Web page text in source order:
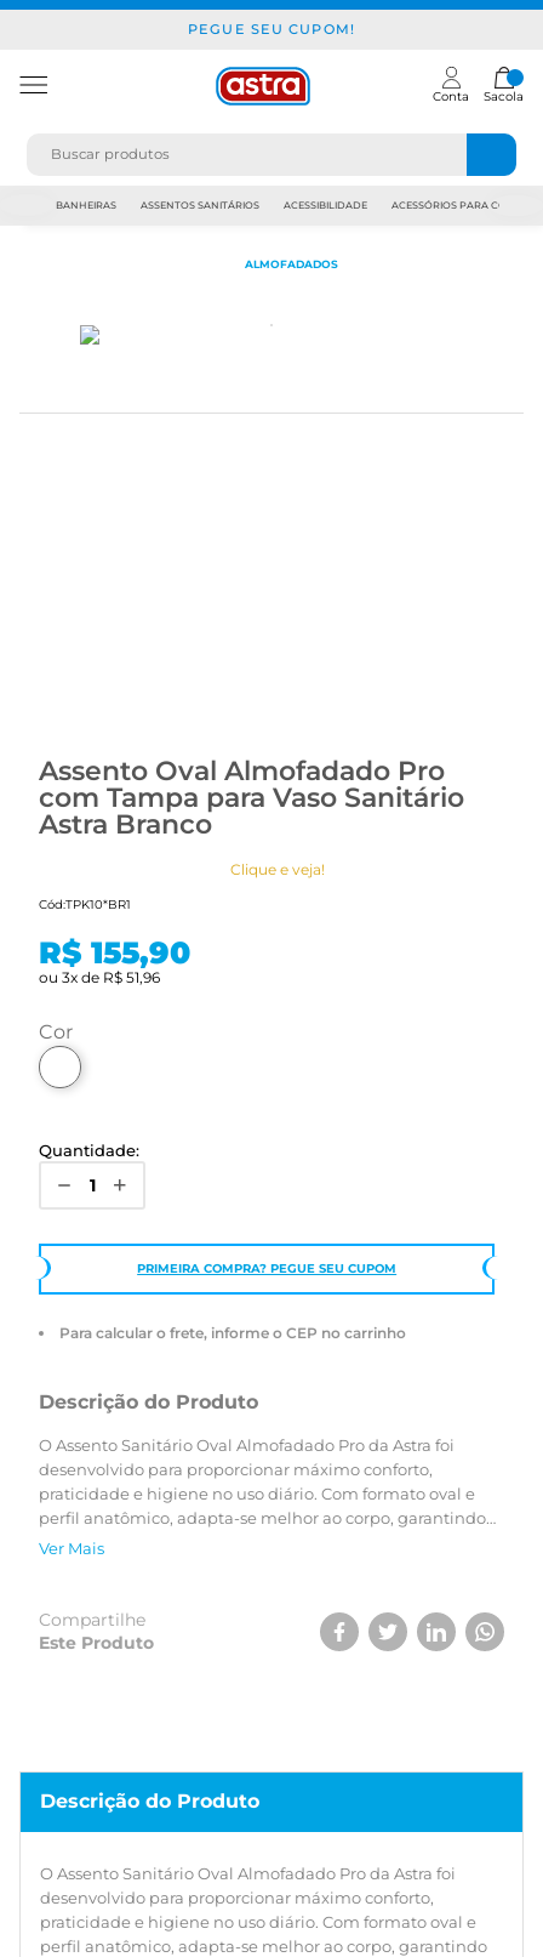
PEGUE SEU CUPOM!
Conta Sacola
BANHEIRAS ASSENTOS SANITÁRIOS ACESSIBILIDADE ACESSÓRIOS PARA
ALMOFADADOS
Assento Oval Almofadado Pro
com Tampa para Vaso Sanitário
Astra Branco
Clique e veja!
Cód:TPK10*BR1
R$ 155,90
ou 3x de R$ 51,96
cor
Quantidade:
PRIMEIRA COMPRA? PEGUE SEU CUPOM
Para calcular o frete, informe o CEP no carrinho
Descrição do Produto
O Assento Sanitário Oval Almofadado Pro da Astra foi
desenvolvido para proporcionar máximo conforto,
praticidade e higiene no uso diário. Com formato oval e
perfil anatômico, adapta-se melhor ao corpo, garantindo
uma experiência mais confortável e ergonômica. Seu arco
o uso. Produzido com material bactericida, contribui para
a redução da proliferação de microrganismos,
Compatível com os vasos sanitários ovais. Para garantir a
compatibilidade ideal utilize o simulador.
Ver Mais
Compartilhe
Este Produto
Descrição do Produto
O Assento Sanitário Oval Almofadado Pro da Astra foi
desenvolvido para proporcionar máximo conforto,
praticidade e higiene no uso diário. Com formato oval e
perfil anatômico, adapta-se melhor ao corpo, garantindo